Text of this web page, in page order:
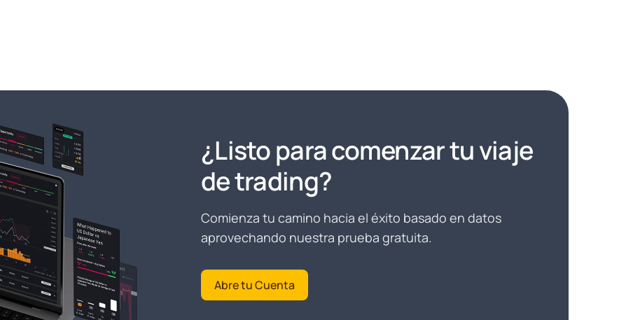
¿Listo para comenzar tu viaje
de trading?
Comienza tu camino hacia el éxito basado en datos
aprovechando nuestra prueba gratuita.
Abre tu Cuenta